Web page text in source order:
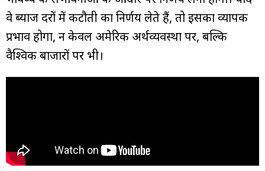
वे ब्याज दरों में कटौती का निर्णय लेते हैं, तो इसका व्यापक
प्रभाव होगा, न केवल अमेरिकी अर्थव्यवस्था पर, बल्कि
वैश्विक बाजारों पर भी।